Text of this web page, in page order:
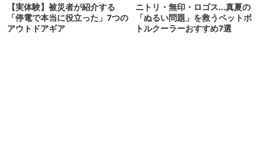
【実体験】被災者が紹介する
「停電で本当に役立った」7つの
アウトドアギア
ニトリ・無印・ロゴス…真夏の
「ぬるい問題」を救うペットボ
トルクーラーおすすめ7選